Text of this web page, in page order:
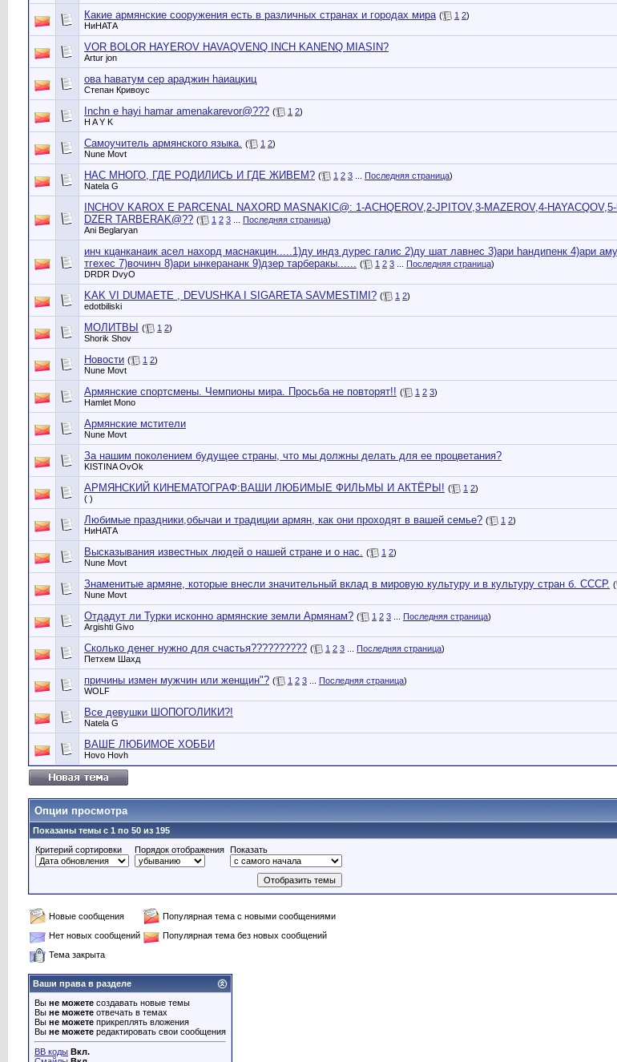
Какие армянские сооружения есть в различных странах и городах мира ( 1 2)
НиНАТА
VOR BOLOR HAYEROV HAVAQVENQ INCH KANENQ MIASIN?
Artur jon
ова hаватум сер араджин hаиацкиц
Cтепан Кривоус
Inchn e hayi hamar amenakarevor@??? ( 1 2)
H A Y K
Самоучитель армянского языка. ( 1 2)
Nune Movt
НАС МНОГО, ГДЕ РОДИЛИСЬ И ГДЕ ЖИВЕМ? ( 1 2 3 Последняя страница)
Natela G
INCHOV KAROX E PARCENAL NAXORD MASNAKIC@: 1-ACHQEROV,2-JPITOV,3-MAZEROV,4-
DZER TARBERAK@?? ( 1 2 3 Последняя страница)
Ani Beglaryan
инч кцанканаик асел нахорд маснакцин.....1)ду индз дурес галис 2)ду шат лавнес 3)ари hандипенк 4)ари
тгехес 7)вочинч 8)ари ынкерананк 9)дзер тарберакы...... ( 1 2 3 Последняя страница)
DRDR DvyО
KAK VI DUMAETE , DEVUSHKA I SIGARETA SAVMESTIMI? ( 1 2)
edotbiliski
МОЛИТВЫ ( 1 2)
Shorik Shov
Новости ( 1 2)
Nune Movt
Армянские спортсмены. Чемпионы мира. Просьба не повторят!! ( 1 2 3)
Hamlet Mono
Армянские мстители
Nune Movt
За нашим поколением будущее страны, что мы должны делать для ее процветания?
KISTINA OvОk
АРМЯНСКИЙ КИНЕМАТОГРАФ:ВАШИ ЛЮБИМЫЕ ФИЛЬМЫ И АКТЁРЫ! ( 1 2)
( )
Любимые праздники,обычаи и традиции армян, как они проходят в вашей семье? ( 1 2)
НиНАТА
Высказывания известных людей о нашей стране и о нас. ( 1 2)
Nune Movt
Знаменитые армяне, которые внесли значительный вклад в мировую культуру и в культуру стран б. СССР. (
Nune Movt
Отдадут ли Турки исконно армянские земли Армянам? ( 1 2 3 Последняя страница)
Argishti Givo
Сколько денег нужно для счастья?????????? ( 1 2 3 Последняя страница)
Петхем Шахд
причины измен мужчин или женщин"? ( 1 2 3 Последняя страница)
WOLF
Все девушки ШОПОГОЛИКИ?!
Natela G
ВАШЕ ЛЮБИМОЕ ХОББИ
Hovo Hovh
Опции просмотра
Показаны темы с 1 по 50 из 195
Критерий сортировки
Порядок отображения Показать
Новые сообщения
Популярная тема с новыми сообщениями
Нет новых сообщений
Популярная тема без новых сообщений
Тема закрыта
Ваши права в разделе
Вы не можете создавать новые темы
Вы не можете отвечать в темах
Вы не можете прикреплять вложения
Вы не можете редактировать свои сообщения
BB коды Вкл.